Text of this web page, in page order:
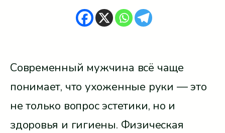
Современный мужчина всё чаще
понимает, что ухоженные руки — это
не только вопрос эстетики, но и
здоровья и гигиены. Физическая